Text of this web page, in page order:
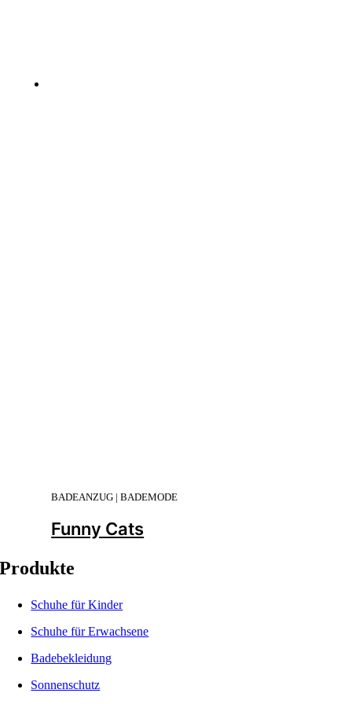
BADEANZUG | BADEMODE
Funny Cats
Produkte
Schuhe für Kinder
Schuhe für Erwachsene
Badebekleidung
Sonnenschutz